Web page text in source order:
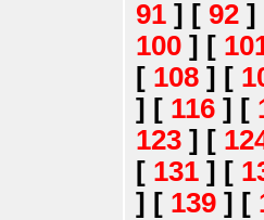
91 ] [ 92 ]
100 ] [
[ 108 ] [
] [ 116 ] [
123 ] [
[ 131 ] [
] [ 139 ] [